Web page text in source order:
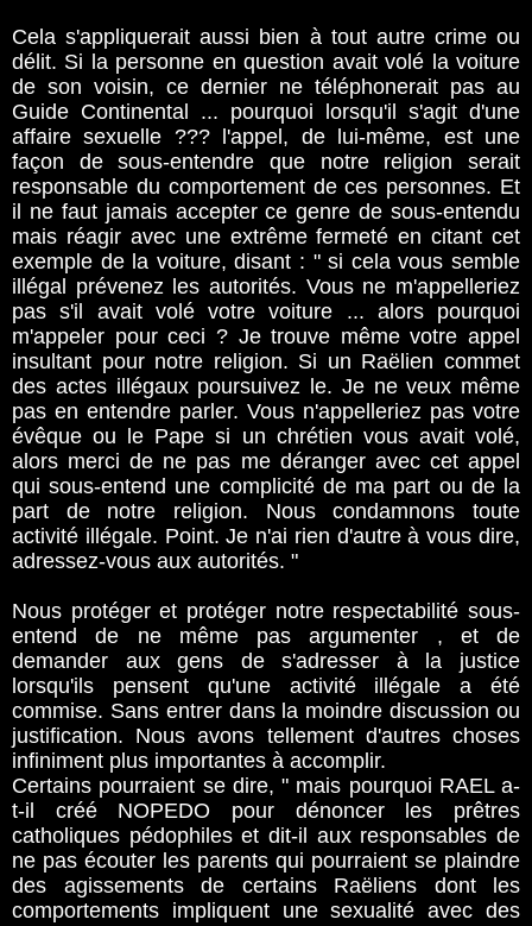
Cela s'appliquerait aussi bien à tout autre crime ou
délit. Si la personne en question avait volé la voiture
de son voisin, ce dernier ne téléphonerait pas au
Guide Continental ... pourquoi lorsqu'il s'agit d'une
affaire sexuelle ??? l'appel, de lui-même, est une
façon de sous-entendre que notre religion serait
responsable du comportement de ces personnes. Et
il ne faut jamais accepter ce genre de sous-entendu
mais réagir avec une extrême fermeté en citant cet
exemple de la voiture, disant : " si cela vous semble
illégal prévenez les autorités. Vous ne m'appelleriez
pas s'il avait volé votre voiture ... alors pourquoi
m'appeler pour ceci ? Je trouve même votre appel
insultant pour notre religion. Si un Raëlien commet
des actes illégaux poursuivez le. Je ne veux même
pas en entendre parler. Vous n'appelleriez pas votre
évêque ou le Pape si un chrétien vous avait volé,
alors merci de ne pas me déranger avec cet appel
qui sous-entend une complicité de ma part ou de la
part de notre religion. Nous condamnons toute
activité illégale. Point. Je n'ai rien d'autre à vous dire,
adressez-vous aux autorités. "
Nous protéger et protéger notre respectabilité sous-
entend de ne même pas argumenter , et de
demander aux gens de s'adresser à la justice
lorsqu'ils pensent qu'une activité illégale a été
commise. Sans entrer dans la moindre discussion ou
justification. Nous avons tellement d'autres choses
infiniment plus importantes à accomplir.
Certains pourraient se dire, " mais pourquoi RAEL a-
t-il créé NOPEDO pour dénoncer les prêtres
catholiques pédophiles et dit-il aux responsables de
ne pas écouter les parents qui pourraient se plaindre
des agissements de certains Raëliens dont les
comportements impliquent une sexualité avec des